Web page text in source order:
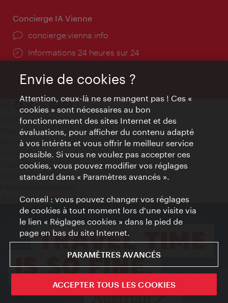
Concierge IA Vienne
Ort:
concierge.vienna.info
Öffnungszeiten:
Informations 24 heures sur 24
Contact
Mentions obligatoires
Charte sur le respect de la vie privée
Terms of Use
Accessibilité
Contact presse
© Copyright WienTourismus
Envie de cookies ?
Attention, ceux-là ne se mangent pas ! Ces «
cookies » sont nécessaires au bon
fonctionnement des sites Internet et des
évaluations, pour afficher du contenu adapté
à vos intérêts et vous offrir le meilleur service
possible. Si vous ne voulez pas accepter ces
cookies, vous pouvez modifier vos réglages
standard dans « Paramètres avancés ».
Conseil : vous pouvez changer vos réglages
de cookies à tout moment lors d'une visite via
le lien « Réglages cookies » dans le pied de
page en bas du site Internet.
PARAMÈTRES AVANCÉS
ACCEPTER TOUS LES COOKIES